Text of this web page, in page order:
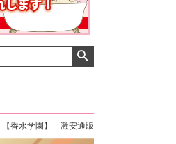
【香水学園】 激安通販
エさん
取引が出来ま
おまけありがとうございま